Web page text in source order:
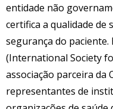
entidade não
certifica a qualidade de
segurança do paciente.
(International Society
associação parceira da
representantes de